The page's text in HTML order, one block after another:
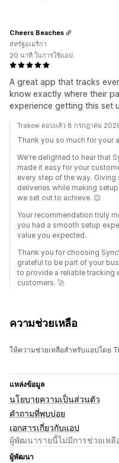
A great app that tracks
know exactly where their
experience getting this set
Cheers Beaches
สหรัฐอเมริกา
20 นาที ในการใช้แอป
Trakow ตอบแล้ว 8 กรกฎาคม
Thank you so much for your
We're delighted to hear that
made it easy for your
every step of the way.
deliveries while making
we set out to achieve. 😊
Your recommendation truly
you had a smooth setup
value you expected.
Thank you for choosing
grateful to be part of your
to provide a reliable tracking
customers. 🚀
ความช่วยเหลือ
ให้ความช่วยเหลือสำหรับแอปโดย
แหล่งข้อมูล
นโยบายความเป็นส่วนตัว
คำถามที่พบบ่อย
เอกสารเกี่ยวกับแอป
ผู้พัฒนารายนี้ไม่มีการช่วยเหลื
ผู้พัฒนา